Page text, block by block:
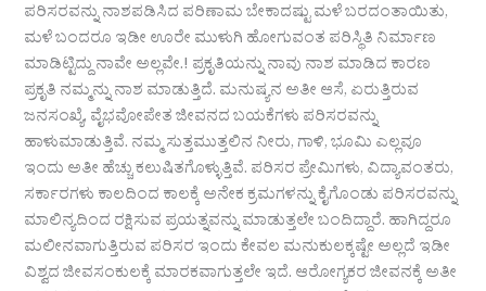
ಪರಿಸರವನ್ನು ನಾಶಪಡಿಸಿದ ಪರಿಣಾಮ ಬೇಕಾದಷ್ಟು ಮಳೆ ಬರದಂತಾಯಿತು,
ಮಳೆ ಬಂದರೂ ಇಡೀ ಊರೇ ಮುಳುಗಿ ಹೋಗುವಂತ ಪರಿಸ್ಥಿತಿ ನಿರ್ಮಾಣ
ಮಾಡಿಟ್ಟಿದ್ದು ನಾವೇ ಅಲ್ಲವೇ.! ಪ್ರಕೃತಿಯನ್ನು ನಾವು ನಾಶ ಮಾಡಿದ ಕಾರಣ
ಪ್ರಕೃತಿ ನಮ್ಮನ್ನು ನಾಶ ಮಾಡುತ್ತಿದೆ. ಮನುಷ್ಯನ ಅತೀ ಆಸೆ, ಏರುತ್ತಿರುವ
ಜನಸಂಖ್ಯೆ, ವೈಭವೋಪೇತ ಜೀವನದ ಬಯಕೆಗಳು ಪರಿಸರವನ್ನು
ಹಾಳುಮಾಡುತ್ತಿವೆ. ನಮ್ಮ ಸುತ್ತಮುತ್ತಲಿನ ನೀರು, ಗಾಳಿ, ಭೂಮಿ ಎಲ್ಲವೂ
ಇಂದು ಅತೀ ಹೆಚ್ಚು ಕಲುಷಿತಗೊಳ್ಳುತ್ತಿವೆ. ಪರಿಸರ ಪ್ರೇಮಿಗಳು, ವಿದ್ಯಾವಂತರು,
ಸರ್ಕಾರಗಳು ಕಾಲದಿಂದ ಕಾಲಕ್ಕೆ ಅನೇಕ ಕ್ರಮಗಳನ್ನು ಕೈಗೊಂಡು ಪರಿಸರವನ್ನು
ಮಾಲಿನ್ಯದಿಂದ ರಕ್ಷಿಸುವ ಪ್ರಯತ್ನವನ್ನು ಮಾಡುತ್ತಲೇ ಬಂದಿದ್ದಾರೆ. ಹಾಗಿದ್ದರೂ
ಮಲೀನವಾಗುತ್ತಿರುವ ಪರಿಸರ ಇಂದು ಕೇವಲ ಮನುಕುಲಕ್ಕಷ್ಟೇ ಅಲ್ಲದೆ ಇಡೀ
ವಿಶ್ವದ ಜೀವಸಂಕುಲಕ್ಕೆ ಮಾರಕವಾಗುತ್ತಲೇ ಇದೆ. ಆರೋಗ್ಯಕರ ಜೀವನಕ್ಕೆ ಅತೀ